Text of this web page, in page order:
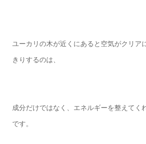
ユーカリの木が近くにあると空気がクリア
きりするのは、
成分だけではなく、エネルギーを整えてく
です。